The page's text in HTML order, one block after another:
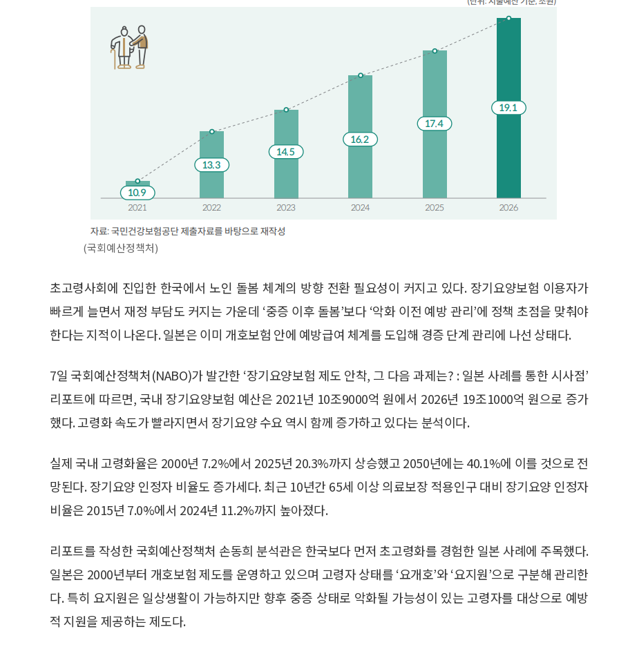
(국회예산정책처)
초고령사회에 진입한 한국에서 노인 돌봄 체계의 방향 전환 필요성이 커지고 있다. 장기요양보험 이용자가
빠르게 늘면서 재정 부담도 커지는 가운데 ‘중증 이후 돌봄’보다 ‘악화 이전 예방 관리’에 정책 초점을 맞춰야
한다는 지적이 나온다. 일본은 이미 개호보험 안에 예방급여 체계를 도입해 경증 단계 관리에 나선 상태다.
7일 국회예산정책처(NABO)가 발간한 ‘장기요양보험 제도 안착, 그 다음 과제는? : 일본 사례를 통한 시사점’
리포트에 따르면, 국내 장기요양보험 예산은 2021년 10조9000억 원에서 2026년 19조1000억 원으로 증가
했다. 고령화 속도가 빨라지면서 장기요양 수요 역시 함께 증가하고 있다는 분석이다.
실제 국내 고령화율은 2000년 7.2%에서 2025년 20.3%까지 상승했고 2050년에는 40.1%에 이를 것으로 전
망된다. 장기요양 인정자 비율도 증가세다. 최근 10년간 65세 이상 의료보장 적용인구 대비 장기요양 인정자
비율은 2015년 7.0%에서 2024년 11.2%까지 높아졌다.
리포트를 작성한 국회예산정책처 손동희 분석관은 한국보다 먼저 초고령화를 경험한 일본 사례에 주목했다.
일본은 2000년부터 개호보험 제도를 운영하고 있으며 고령자 상태를 ‘요개호’와 ‘요지원’으로 구분해 관리한
다. 특히 요지원은 일상생활이 가능하지만 향후 중증 상태로 악화될 가능성이 있는 고령자를 대상으로 예방
적 지원을 제공하는 제도다.